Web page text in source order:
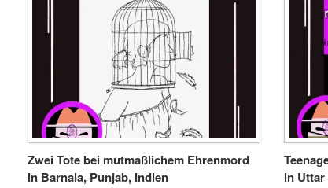
Zwei Tote bei mutmaßlichem Ehrenmord
in Barnala, Punjab, Indien
in